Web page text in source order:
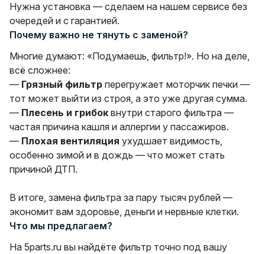
Нужна установка — сделаем на нашем сервисе без
очередей и с гарантией.
Почему важно не тянуть с заменой?
Многие думают: «Подумаешь, фильтр!». Но на деле,
всё сложнее:
— Грязный фильтр перегружает моторчик печки —
тот может выйти из строя, а это уже другая сумма.
— Плесень и грибок внутри старого фильтра —
частая причина кашля и аллергии у пассажиров.
— Плохая вентиляция ухудшает видимость,
особенно зимой и в дождь — что может стать
причиной ДТП.
В итоге, замена фильтра за пару тысяч рублей —
экономит вам здоровье, деньги и нервные клетки.
Что мы предлагаем?
На 5parts.ru вы найдёте фильтр точно под вашу